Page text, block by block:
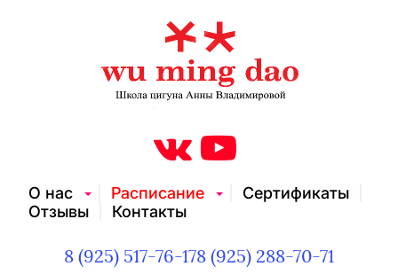
О нас Расписание
Сертификаты
Отзывы
Контакты
8 (925) 517-76-178 (925) 288-70-71